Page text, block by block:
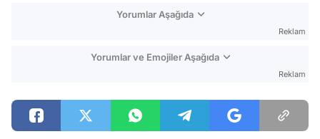
Yorumlar Aşağıda
Reklam
Yorumlar ve Emojiler Aşağıda
Reklam